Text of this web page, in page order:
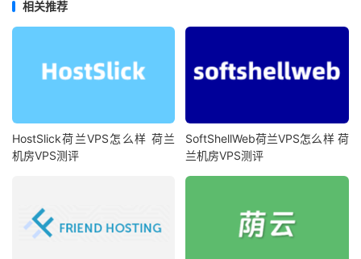
相关推荐
HostSlick荷兰VPS怎么样 荷兰
机房VPS测评
SoftShellWeb荷兰VPS怎么样 荷
兰机房VPS测评